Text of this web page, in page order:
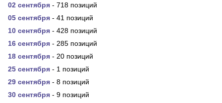
02 сентября - 718 позиций
05 сентября - 41 позиций
10 сентября - 428 позиций
16 сентября - 285 позиций
18 сентября - 20 позиций
25 сентября - 1 позиций
29 сентября - 8 позиций
30 сентября - 9 позиций